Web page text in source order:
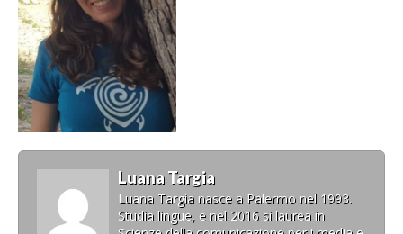
Luana Targia
Luana Targia nasce a Palermo nel 1993.
Studia lingue, e nel 2016 si laurea in